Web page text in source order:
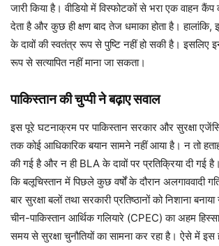
जारी किया है। वीडियो में विस्फोटकों से भरा एक वाहन
देता है और कुछ ही क्षण बाद तेज धमाका होता है।
के दावों की स्वतंत्र रूप से पुष्टि नहीं हो सकी है। इसलिए
रूप से सत्यापित नहीं माना जा सकता।
पाकिस्तान की चुप्पी ने बढ़ाए सवाल
इस पूरे घटनाक्रम पर पाकिस्तान सरकार और सुरक्षा
तक कोई आधिकारिक बयान सामने नहीं आया है। न तो
की गई है और न ही BLA के दावों पर प्रतिक्रिया दी गई है।
कि बलूचिस्तान में पिछले कुछ वर्षों के दौरान अलगाववादी
बार सुरक्षा बलों तथा सरकारी प्रतिष्ठानों को निशाना
चीन-पाकिस्तान आर्थिक गलियारे (CPEC) का अहम
समय से सुरक्षा चुनौतियों का सामना कर रहा है। ऐसे में